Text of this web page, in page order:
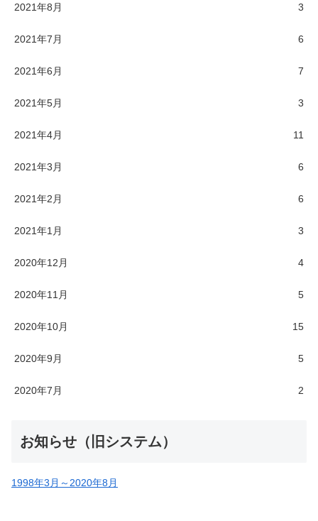
2021年8月 3
2021年7月 6
2021年6月 7
2021年5月 3
2021年4月 11
2021年3月 6
2021年2月 6
2021年1月 3
2020年12月 4
2020年11月 5
2020年10月 15
2020年9月 5
2020年7月 2
お知らせ（旧システム）
1998年3月～2020年8月